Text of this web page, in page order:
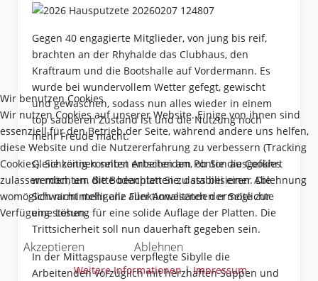
Gegen 40 engagierte Mitglieder, von jung bis reif,
brachten an der Rhyhalde das Clubhaus, den
Kraftraum und die Bootshalle auf Vordermann. Es
wurde bei wundervollem Wetter gefegt, gewischt
und gewaschen, sodass nun alles wieder in einem
top sauberen Zustand ist und die Nutzung noch
mehr Freude macht.
Gleichzeitig konnten Arbeiten am Ponton ausgeführt
werden, um die Bodenplatten zu stabilisieren. Die
Schwarmintelligenz aller Anwesenden ermöglichte
eine Lösung für eine solide Auflage der Platten. Die
Trittsicherheit soll nun dauerhaft gegeben sein.
In der Mittagspause verpflegte Sibylle die
Arbeitenden vorzüglich mit herzhaften Suppen und
Wir benutzen Cookies
Wir nutzen Cookies auf unserer Website. Einige von ihnen sind
essenziell für den Betrieb der Seite, während andere uns helfen,
diese Website und die Nutzererfahrung zu verbessern (Tracking
Cookies). Sie können selbst entscheiden, ob Sie die Cookies
zulassen möchten. Bitte beachten Sie, dass bei einer Ablehnung
womöglich nicht mehr alle Funktionalitäten der Seite zur
Verfügung stehen.
Akzeptieren Ablehnen
Weitere Informationen|Impressum